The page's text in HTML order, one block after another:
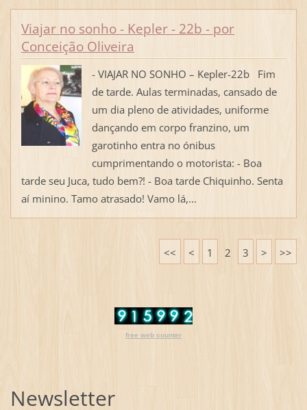
Viajar no sonho - Kepler - 22b - por
Conceição Oliveira
- VIAJAR NO SONHO – Kepler-22b Fim
de tarde. Aulas terminadas, cansado de
um dia pleno de atividades, uniforme
dançando em corpo franzino, um
garotinho entra no ónibus
cumprimentando o motorista: - Boa
tarde seu Juca, tudo bem?! - Boa tarde Chiquinho. Senta
aí minino. Tamo atrasado! Vamo lá,...
<< < 1 2 3 > >>
free web counter
Newsletter